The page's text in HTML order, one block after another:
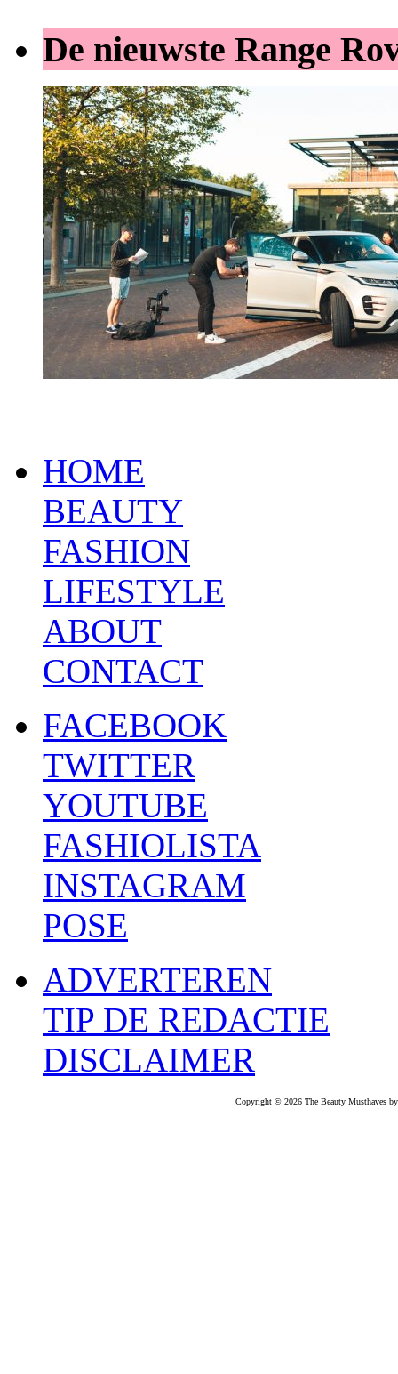
De nieuwste Range
HOME
BEAUTY
FASHION
LIFESTYLE
ABOUT
CONTACT
FACEBOOK
TWITTER
YOUTUBE
FASHIOLISTA
INSTAGRAM
POSE
ADVERTEREN
TIP DE REDACTIE
DISCLAIMER
Copyright © 2026 The Beauty Musthaves